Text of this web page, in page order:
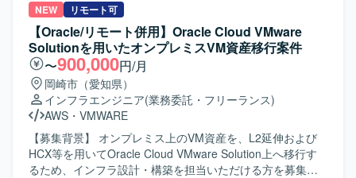
Microsoft Defender for Endpoint、Microsoft Purviewなどの
セキュリティサービスの実装経験を一貫して積むことがで
きます。親会社環境を踏襲しつつも、新会社向けに最適化
された環境構築に携わることで、設計力や構築力を高めて
いただけます。 【開発環境】 Microsoft 365, Microsoft
Intune, Microsoft Defender for Endpoint, Microsoft Purview
新製品へ移行するための企画、要件整理、業務設計、プロ
ジェクト管理をご担当いただきます。 ブレインストーミン
グで整理された要件をもとに、モバイルオーダー導入に向
けたコンセプト資料を作成いたします。 モバイルオーダー
に関する調査結果の分析および戦略チーム向け引継ぎ資料
を作成いたします。 要件管理プロセスを策定し、要件一覧
および詳細要件管理テンプレートを作成いたします。 シス
テムアーキテクチャ概要図を作成いたします。 機内販売に
おける各種決済シナリオを整理し、業務フローを作成いた
します。 在庫引当、ロールバック、クレジットカード決済
に関する業務・システムフローを作成いたします。 新POS
NEW リモート可
【Oracle/リモート併用】Oracle Cloud VMware
Solutionを用いたオンプレミスVM資産移行案件
〜900,000円/月
岡崎市（愛知県）
インフラエンジニア(業務委託・フリーランス)
AWS ・ VMWARE
【募集背景】 オンプレミス上のVM資産を、L2延伸および
HCX等を用いてOracle Cloud VMware Solution上へ移行す
るため、インフラ設計・構築を担当いただける方を募集し